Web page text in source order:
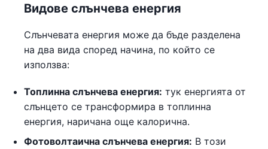
Видове слънчева енергия
Слънчевата енергия може да бъде разделена
на два вида според начина, по който се
използва:
Топлинна слънчева енергия: тук енергията от
слънцето се трансформира в топлинна
енергия, наричана още калорична.
Фотоволтаична слънчева енергия: В този